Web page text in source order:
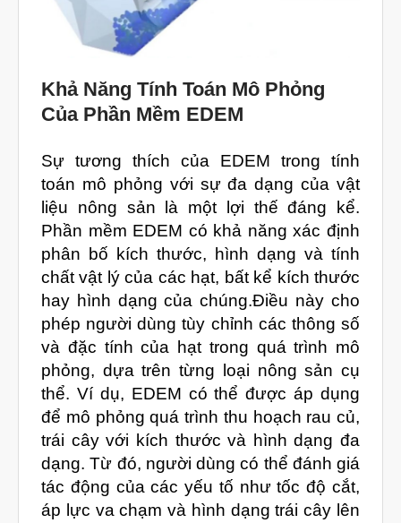
Tháng Ba 2025
Tháng Hai 2025
Tháng Mười Hai 2024
Tháng Mười Một 2024
Tháng Mười 2024
Tháng Chín 2024
Tháng Sáu 2024
Tháng Năm 2024
Tháng Tư 2024
Tháng Ba 2024
Tháng Hai 2024
Tháng Một 2024
Tháng Mười Hai 2023
Tháng Mười Một 2023
Khả Năng Tính Toán Mô Phỏng
Của Phần Mềm EDEM
Sự tương thích của EDEM trong tính
toán mô phỏng với sự đa dạng của vật
liệu nông sản là một lợi thế đáng kể.
Phần mềm EDEM có khả năng xác định
phân bố kích thước, hình dạng và tính
chất vật lý của các hạt, bất kể kích thước
hay hình dạng của chúng.Điều này cho
phép người dùng tùy chỉnh các thông số
và đặc tính của hạt trong quá trình mô
phỏng, dựa trên từng loại nông sản cụ
thể. Ví dụ, EDEM có thể được áp dụng
để mô phỏng quá trình thu hoạch rau củ,
trái cây với kích thước và hình dạng đa
dạng. Từ đó, người dùng có thể đánh giá
tác động của các yếu tố như tốc độ cắt,
áp lực va chạm và hình dạng trái cây lên